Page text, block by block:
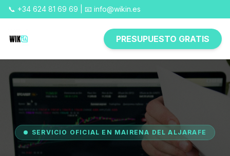
📞 +34 624 81 69 69 | 📧 info@wikin.es
PRESUPUESTO GRATIS
SERVICIO OFICIAL EN MAIRENA DEL ALJARAFE